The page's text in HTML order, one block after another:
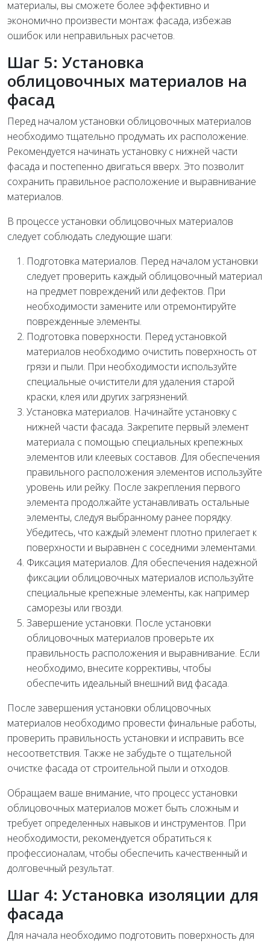
материалы, вы сможете более эффективно и
экономично произвести монтаж фасада, избежав
ошибок или неправильных расчетов.
Шаг 5: Установка
облицовочных материалов на
фасад
Перед началом установки облицовочных материалов
необходимо тщательно продумать их расположение.
Рекомендуется начинать установку с нижней части
фасада и постепенно двигаться вверх. Это позволит
сохранить правильное расположение и выравнивание
материалов.
В процессе установки облицовочных материалов
следует соблюдать следующие шаги:
Подготовка материалов. Перед началом установки
следует проверить каждый облицовочный материал
на предмет повреждений или дефектов. При
необходимости замените или отремонтируйте
поврежденные элементы.
Подготовка поверхности. Перед установкой
материалов необходимо очистить поверхность от
грязи и пыли. При необходимости используйте
специальные очистители для удаления старой
краски, клея или других загрязнений.
Установка материалов. Начинайте установку с
нижней части фасада. Закрепите первый элемент
материала с помощью специальных крепежных
элементов или клеевых составов. Для обеспечения
правильного расположения элементов используйте
уровень или рейку. После закрепления первого
элемента продолжайте устанавливать остальные
элементы, следуя выбранному ранее порядку.
Убедитесь, что каждый элемент плотно прилегает к
поверхности и выравнен с соседними элементами.
Фиксация материалов. Для обеспечения надежной
фиксации облицовочных материалов используйте
специальные крепежные элементы, как например
саморезы или гвозди.
Завершение установки. После установки
облицовочных материалов проверьте их
правильность расположения и выравнивание. Если
необходимо, внесите коррективы, чтобы
обеспечить идеальный внешний вид фасада.
После завершения установки облицовочных
материалов необходимо провести финальные работы,
проверить правильность установки и исправить все
несоответствия. Также не забудьте о тщательной
очистке фасада от строительной пыли и отходов.
Обращаем ваше внимание, что процесс установки
облицовочных материалов может быть сложным и
требует определенных навыков и инструментов. При
необходимости, рекомендуется обратиться к
профессионалам, чтобы обеспечить качественный и
долговечный результат.
Шаг 4: Установка изоляции для
фасада
Для начала необходимо подготовить поверхность для